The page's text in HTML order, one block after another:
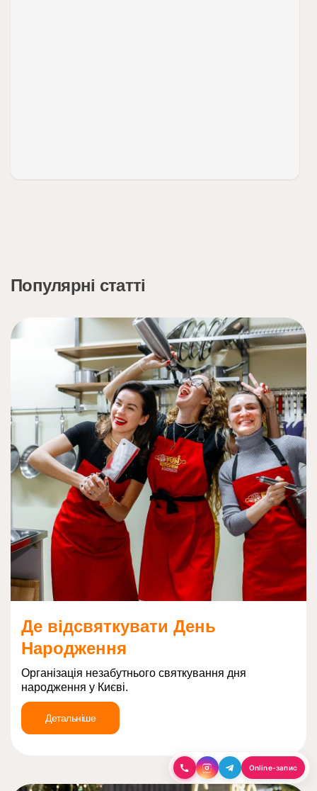
Популярні статті
Де відсвяткувати День
Народження
Організація незабутнього святкування дня
народження у Києві.
Детальніше
Online-запис